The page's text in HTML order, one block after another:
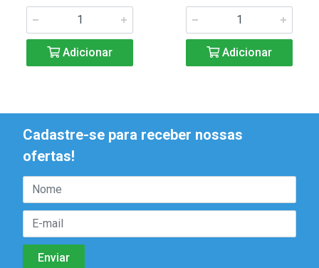
Adicionar Adicionar
Cadastre-se para receber nossas
ofertas!